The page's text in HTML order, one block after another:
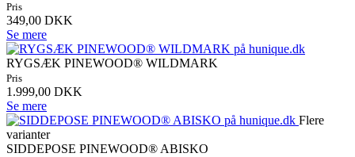
Pris
349,00 DKK
Se mere
RYGSÆK PINEWOOD® WILDMARK
Pris
1.999,00 DKK
Se mere
Flere
varianter
SIDDEPOSE PINEWOOD® ABISKO